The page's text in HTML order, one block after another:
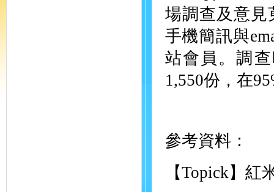
場調查及意見
手機簡訊與
站會員。調
1,550份，在
參考資料：
【Topick】